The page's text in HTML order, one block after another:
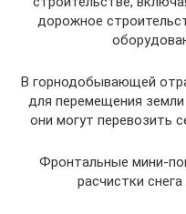
дорожное
В горнодобывающей
для перемещения
они могут перевозить
Фронтальные мини-
расчистки